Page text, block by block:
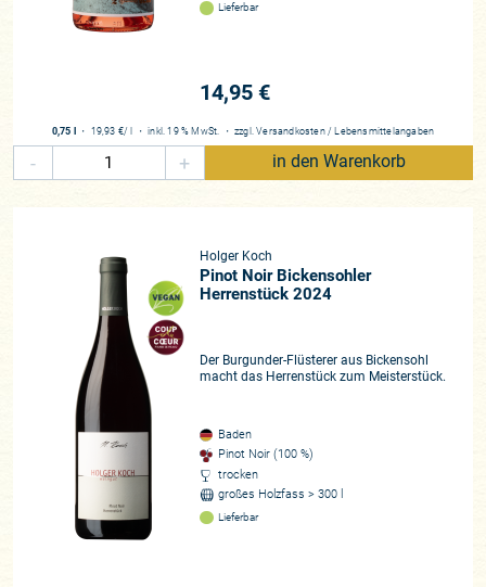
Lieferbar
14,95 €
0,75 l ・ 19,93 €/ l ・inkl. 19 % MwSt. ・ zzgl.Versandkosten / Lebensmittelangaben
- + in den Warenkorb
Holger Koch
Pinot Noir Bickensohler
Herrenstück 2024
Der Burgunder-Flüsterer aus Bickensohl
macht das Herrenstück zum Meisterstück.
Baden
Pinot Noir (100 %)
trocken
großes Holzfass > 300 l
Lieferbar